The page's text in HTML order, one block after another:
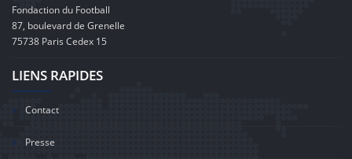
Fondaction du Football
87, boulevard de Grenelle
75738 Paris Cedex 15
LIENS RAPIDES
Contact
Presse